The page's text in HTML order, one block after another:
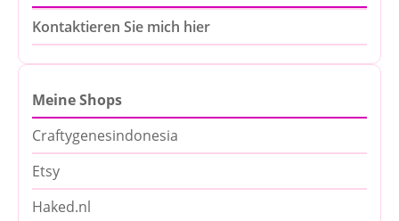
Kontaktieren Sie mich hier
Meine Shops
Craftygenesindonesia
Etsy
Haked.nl